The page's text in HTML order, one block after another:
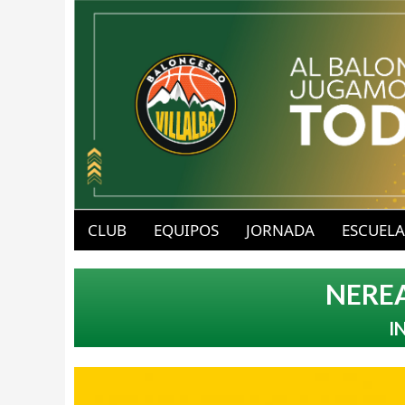
B
a
l
o
u
b
-
CLUB EQUIPOS JORNADA ESCUELA